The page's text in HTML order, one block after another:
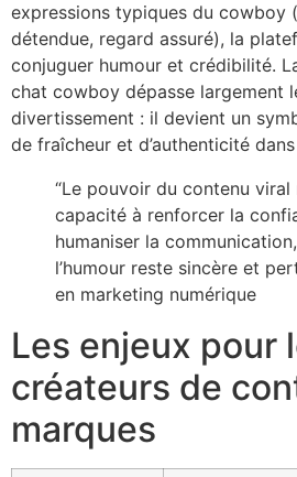
expressions typiques du cowboy
détendue, regard assuré), la
conjuguer humour et crédibilité.
chat cowboy dépasse largement
divertissement : il devient un
de fraîcheur et d’authenticité
“Le pouvoir du contenu viral
capacité à renforcer la
humaniser la
l’humour reste sincère et
en marketing numérique
Les enjeux pour
créateurs de
marques